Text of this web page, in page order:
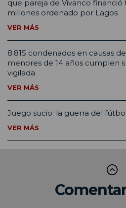
que pareja de Vivanco financió
millones ordenado por Lagos
VER MÁS
8.815 condenados en causas
menores de 14 años cumplen
vigilada
VER MÁS
Juego sucio: la guerra del
VER MÁS